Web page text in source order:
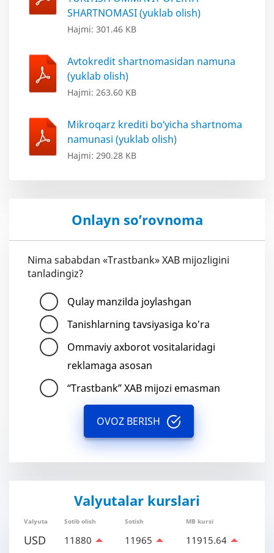
SHARTNOMASI (yuklab olish)
Hajmi: 301.46 KB
Avtokredit shartnomasidan namuna
(yuklab olish)
Hajmi: 263.60 KB
Mikroqarz krediti bo‘yicha shartnoma
namunasi (yuklab olish)
Hajmi: 290.28 KB
Onlayn so’rovnoma
Nima sababdan «Trastbank» XAB mijozligini
tanladingiz?
Qulay manzilda joylashgan
Tanishlarning tavsiyasiga ko'ra
Ommaviy axborot vositalaridagi
reklamaga asosan
“Trastbank” XAB mijozi emasman
OVOZ BERISH
Valyutalar kurslari
Valyuta Sotib olish Sotish MB kursi
USD 11880 11965 11915.64